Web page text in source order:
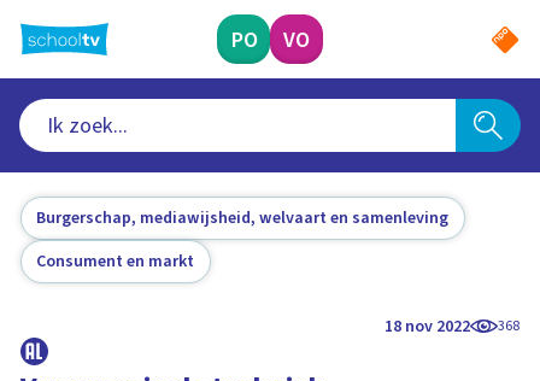
naar
hoofdinhoud
PO VO
Burgerschap, mediawijsheid, welvaart en samenleving
Consument en markt
18 nov 2022 368